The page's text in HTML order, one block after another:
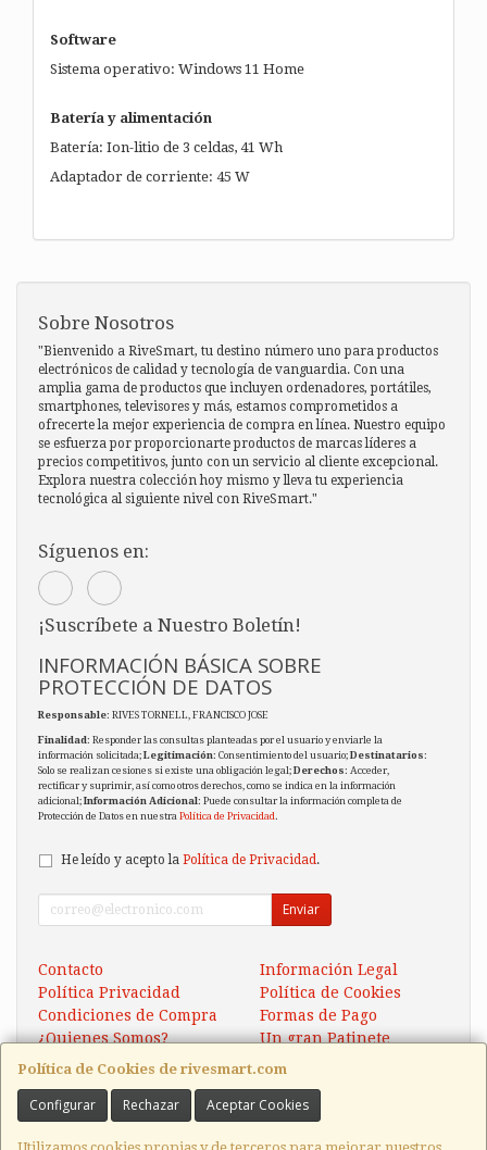
Software
Sistema operativo: Windows 11 Home
Batería y alimentación
Batería: Ion-litio de 3 celdas, 41 Wh
Adaptador de corriente: 45 W
Política de Cookies de rivesmart.com
Configurar Rechazar Aceptar Cookies
Sobre Nosotros
"Bienvenido a RiveSmart, tu destino número uno para productos
electrónicos de calidad y tecnología de vanguardia. Con una
amplia gama de productos que incluyen ordenadores, portátiles,
smartphones, televisores y más, estamos comprometidos a
ofrecerte la mejor experiencia de compra en línea. Nuestro equipo
se esfuerza por proporcionarte productos de marcas líderes a
precios competitivos, junto con un servicio al cliente excepcional.
Explora nuestra colección hoy mismo y lleva tu experiencia
tecnológica al siguiente nivel con RiveSmart."
Síguenos en:
¡Suscríbete a Nuestro Boletín!
INFORMACIÓN BÁSICA SOBRE
PROTECCIÓN DE DATOS
Responsable: RIVES TORNELL, FRANCISCO JOSE
Finalidad: Responder las consultas planteadas por el usuario y enviarle la
información solicitada;Legitimación: Consentimiento del usuario;Destinatarios:
Solo se realizan cesiones si existe una obligación legal;Derechos: Acceder,
rectificar y suprimir, así como otros derechos, como se indica en la información
adicional;Información Adicional: Puede consultar la información completa de
Protección de Datos en nuestra Política de Privacidad.
He leído y acepto la Política de Privacidad .
Enviar
Contacto
Información Legal
Política Privacidad
Política de Cookies
Condiciones de Compra
Formas de Pago
¿Quienes Somos?
Un gran Patinete
Contacto